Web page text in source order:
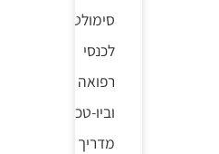
סימולטני
לכנסי
רפואה
וביו-טכנולוגיה:
מדריך